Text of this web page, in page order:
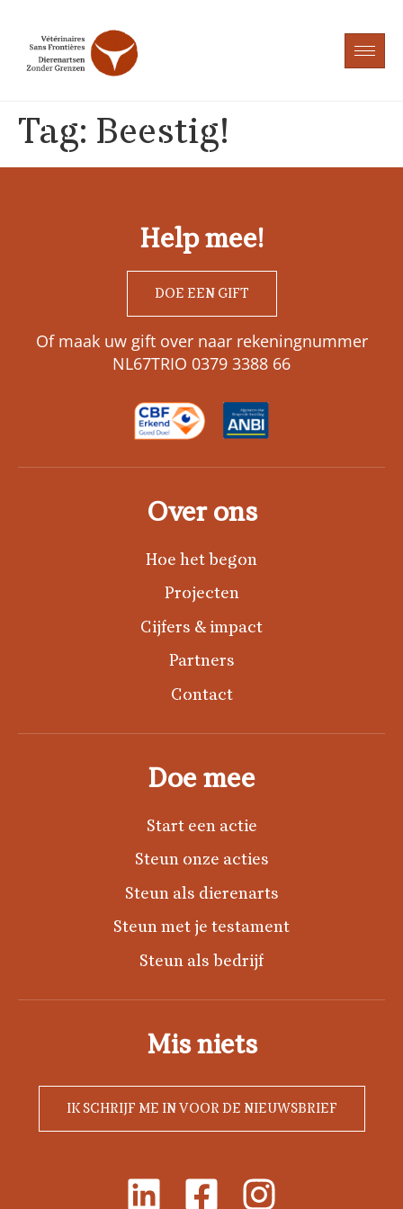
Tag: Beestig!
Help mee!
DOE EEN GIFT
Of maak uw gift over naar rekeningnummer
NL67TRIO 0379 3388 66
Over ons
Hoe het begon
Projecten
Cijfers & impact
Partners
Contact
Doe mee
Start een actie
Steun onze acties
Steun als dierenarts
Steun met je testament
Steun als bedrijf
Mis niets
IK SCHRIJF ME IN VOOR DE NIEUWSBRIEF